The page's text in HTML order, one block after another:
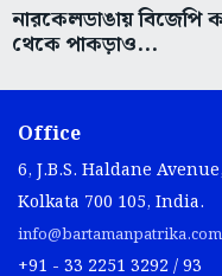
নারকেলডাঙায় বিজেপি
থেকে পাকড়াও...
Office
6, J.B.S. Haldane Avenue,
Kolkata 700 105, India.
info@bartamanpatrika.com
+91 - 33 2251 3292 / 93